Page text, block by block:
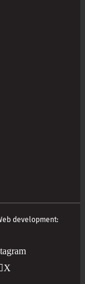
development:
X